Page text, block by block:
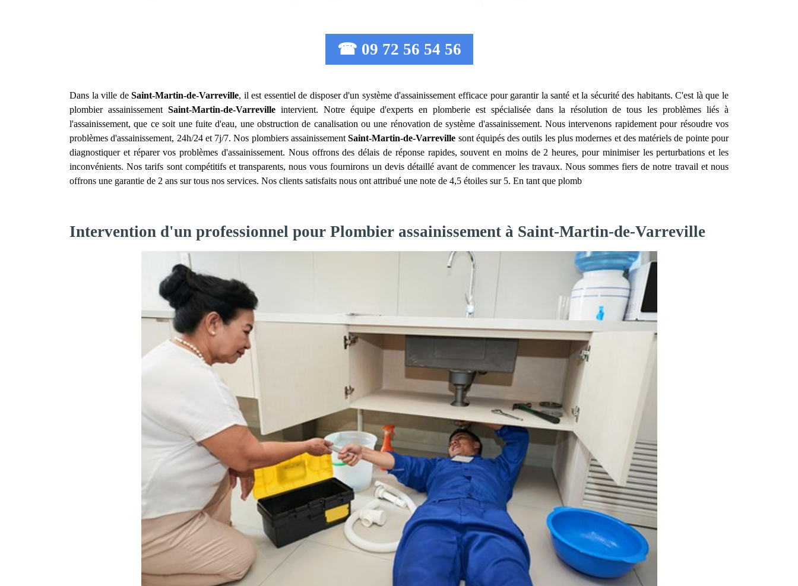
☎ 09 72 56 54 56
Dans la ville deSaint-Martin-de-Varreville, il est essentiel de disposer d'un système d'assainissement efficace pour garantir la santé et la sécurité des habitants. C'est là que le
plombier assainissement Saint-Martin-de-Varrevilleintervient. Notre équipe d'experts en plomberie est spécialisée dans la résolution de tous les problèmes liés à
l'assainissement, que ce soit une fuite d'eau, une obstruction de canalisation ou une rénovation de système d'assainissement. Nous intervenons rapidement pour résoudre vos
problèmes d'assainissement, 24h/24 et 7j/7. Nos plombiers assainissementSaint-Martin-de-Varreville sont équipés des outils les plus modernes et des matériels de pointe pour
diagnostiquer et réparer vos problèmes d'assainissement. Nous offrons des délais de réponse rapides, souvent en moins de 2 heures, pour minimiser les perturbations et les
inconvénients. Nos tarifs sont compétitifs et transparents, nous vous fournirons un devis détaillé avant de commencer les travaux. Nous sommes fiers de notre travail et nous
offrons une garantie de 2 ans sur tous nos services. Nos clients satisfaits nous ont attribué une note de 4,5 étoiles sur 5. En tant que plomb
Intervention d'un professionnel pour Plombier assainissement à Saint-Martin-de-Varreville